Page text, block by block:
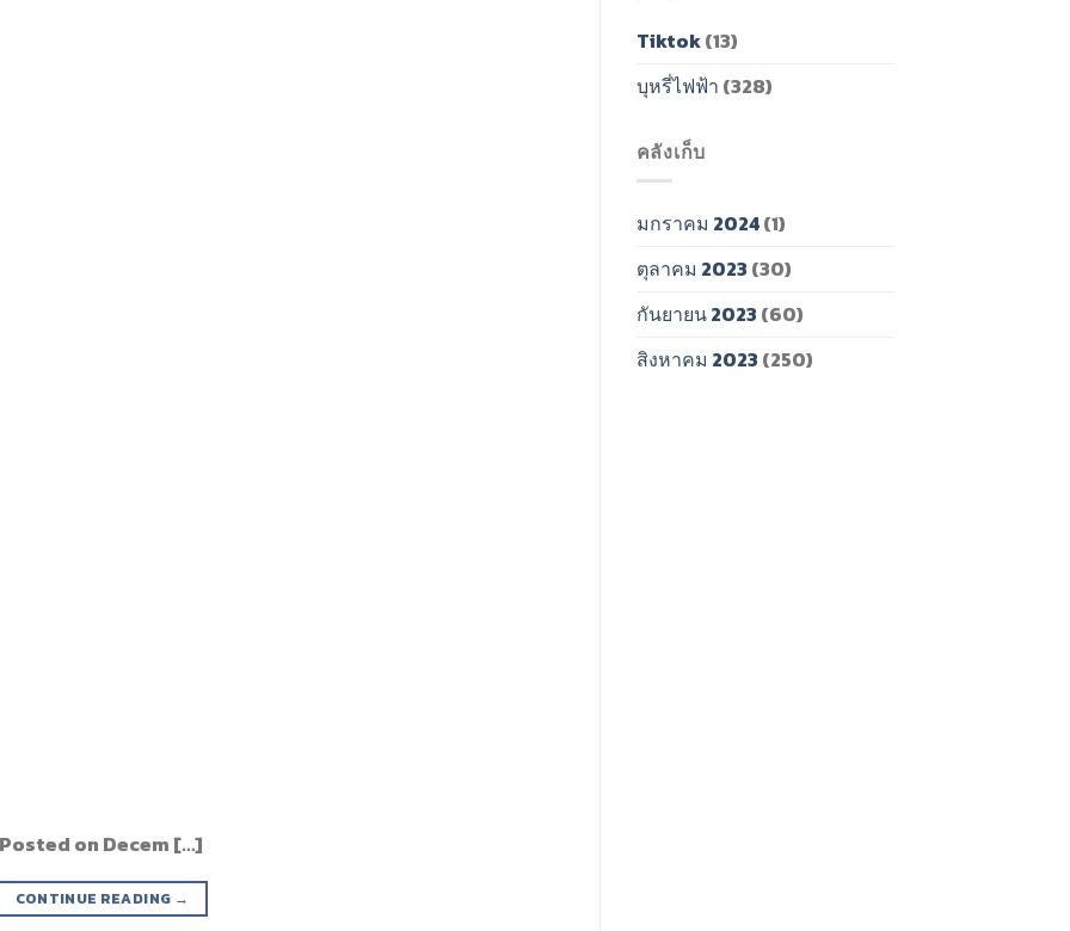
on Decem […]
CONTINUE READING →
Tiktok(13)
บุหรี่ไฟฟ้า (328)
คลังเก็บ
มกราคม 2024(1)
ตุลาคม 2023 (30)
กันยายน 2023 (60)
สิงหาคม 2023 (250)